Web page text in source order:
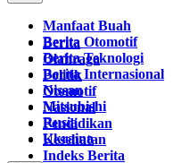
Manfaat Buah
Berita Otomotif
Berita Teknologi
Berita Internasional
Nissan
Mitsubishi
Rusia
Ukraina
Berita
Olahraga
Politik
Otomotif
Nasional
Pendidikan
Kesehatan
Indeks Berita